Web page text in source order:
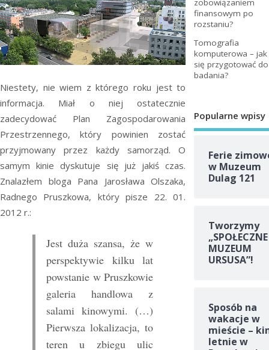
Niestety, nie wiem z którego roku jest to
informacja. Miał o niej ostatecznie
zadecydować Plan Zagospodarowania
Przestrzennego, który powinien zostać
przyjmowany przez każdy samorząd. O
samym kinie dyskutuje się już jakiś czas.
Znalazłem bloga Pana Jarosława Olszaka,
Radnego Pruszkowa, który pisze 22. 01.
2012 r.:
Jest duża szansa, że w
perspektywie kilku lat
powstanie w Pruszkowie
galeria handlowa z
salami kinowymi. (…)
Pierwsza lokalizacja, to
teren u zbiegu ulic
zobowiązaniem
finansowym po
rozstaniu?
Tomografia
komputerowa – jak
się przygotować do
badania?
Popularne wpisy
Ferie
w Muzeum
Dulag 121
Tworzymy
„SPOŁECZNE
MUZEUM
URSUSA”!
Sposób na
wakacje w
mieście –
letnie w